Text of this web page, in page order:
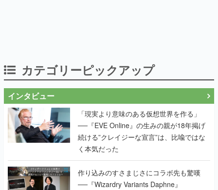
カテゴリーピックアップ
インタビュー
「現実より意味のある仮想世界を作る」
──『EVE Online』の生みの親が18年掲げ
続ける”クレイジーな宣言”は、比喩ではな
く本気だった
作り込みのすさまじさにコラボ先も驚嘆
──『Wizardry Variants Daphne』